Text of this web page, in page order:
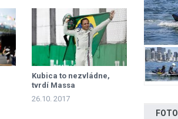
Kubica to nezvládne,
tvrdí Massa
26.10. 2017
FOTO